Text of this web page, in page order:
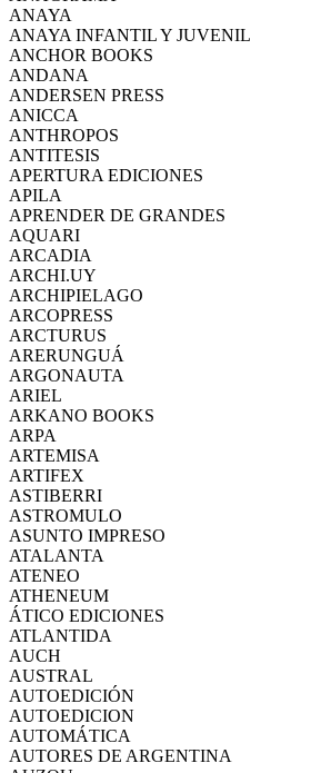
ANAYA
ANAYA INFANTIL Y JUVENIL
ANCHOR BOOKS
ANDANA
ANDERSEN PRESS
ANICCA
ANTHROPOS
ANTITESIS
APERTURA EDICIONES
APILA
APRENDER DE GRANDES
AQUARI
ARCADIA
ARCHI.UY
ARCHIPIELAGO
ARCOPRESS
ARCTURUS
ARERUNGUÁ
ARGONAUTA
ARIEL
ARKANO BOOKS
ARPA
ARTEMISA
ARTIFEX
ASTIBERRI
ASTROMULO
ASUNTO IMPRESO
ATALANTA
ATENEO
ATHENEUM
ÁTICO EDICIONES
ATLANTIDA
AUCH
AUSTRAL
AUTOEDICIÓN
AUTOEDICION
AUTOMÁTICA
AUTORES DE ARGENTINA